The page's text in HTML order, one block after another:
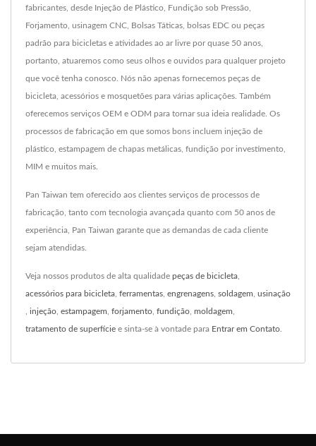
fabricantes, desde Injeção de Plástico, Fundição sob Pressão,
Forjamento, usinagem CNC, Bolsas Táticas, bolsas EDC ou peças
padrão para bicicletas e atividades ao ar livre por quase 50 anos,
portanto, atuaremos como seus olhos e ouvidos para qualquer projeto
que você tenha conosco. Nós não apenas fornecemos peças de
bicicleta, acessórios e mosquetões para várias aplicações. Também
oferecemos serviços OEM e ODM para tornar sua ideia realidade. Os
processos de fabricação em que somos bons incluem injeção de
plástico, estampagem de chapas metálicas, fundição por investimento,
MIM e muitos mais.
Pan Taiwan tem oferecido aos clientes serviços de processos de
fabricação, tanto com tecnologia avançada quanto com 50 anos de
experiência, Pan Taiwan garante que as demandas de cada cliente
sejam atendidas.
Veja nossos produtos de alta qualidade peças de bicicleta
acessórios para bicicleta ferramentas engrenagens soldagem usinação
injeção estampagem forjamento fundição moldagem
tratamento de superfície e sinta-se à vontade para Entrar em Contato